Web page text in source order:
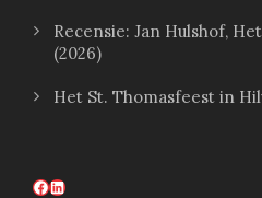
Recensie: Jan Hulshof,
(2026)
Het St. Thomasfeest in
Facebook LinkedIn